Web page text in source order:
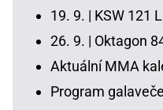
19. 9. | KSW 121
26. 9. | Oktagon
Aktuální MMA
Program